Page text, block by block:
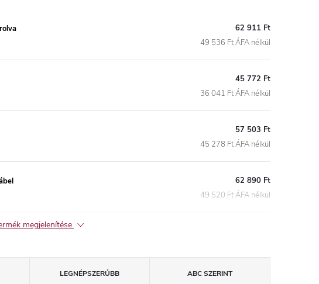
62 911 Ft
49 536 Ft ÁFA nélkül
45 772 Ft
36 041 Ft ÁFA nélkül
57 503 Ft
45 278 Ft ÁFA nélkül
62 890 Ft
49 520 Ft ÁFA nélkül
megjelenítése
LEGNÉPSZERŰBB
ABC SZERINT